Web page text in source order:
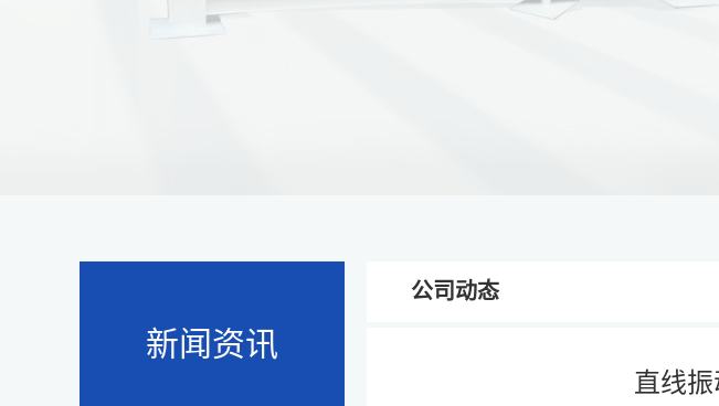
新闻资讯
公司动态
直线振